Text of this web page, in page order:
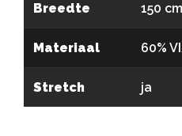
Breedte 150 cm
Materiaal 60%
Stretch ja